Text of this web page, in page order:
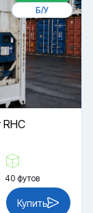
Б/У
40 футов
Купить